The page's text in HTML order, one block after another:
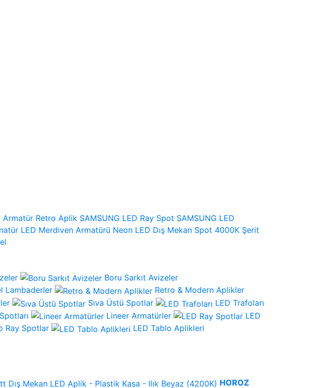
Armatür Retro Aplik SAMSUNG LED Ray Spot SAMSUNG LED
LED Merdiven Armatürü Neon LED Dış Mekan Spot 4000K Şerit
Boru Sarkıt Avizeler
Lambaderler
Retro & Modern Aplikler
Sıva Üstü Spotlar
LED Trafoları
Lineer Armatürler
LED
Ray Spotlar
LED Tablo Aplikleri
HOROZ